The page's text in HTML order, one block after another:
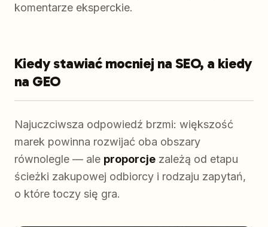
komentarze eksperckie.
Kiedy stawiać mocniej na SEO, a kiedy
na GEO
Najuczciwsza odpowiedź brzmi: większość
marek powinna rozwijać oba obszary
równolegle — ale proporcje zależą od etapu
ścieżki zakupowej odbiorcy i rodzaju zapytań,
o które toczy się gra.